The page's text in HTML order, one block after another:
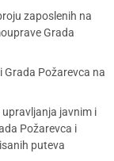
zaposlenih na
Grada
Požarevca na
javnim i
Požarevca i
puteva